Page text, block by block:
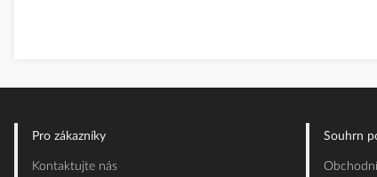
Pro zákazníky
Kontaktujte nás
Souhrn